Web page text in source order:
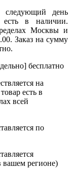
следующий день
есть в наличии.
Москвы и
Заказ на сумму
бесплатно
на
есть в
всей
по
вашем регионе)